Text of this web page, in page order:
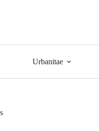
Urbanitae